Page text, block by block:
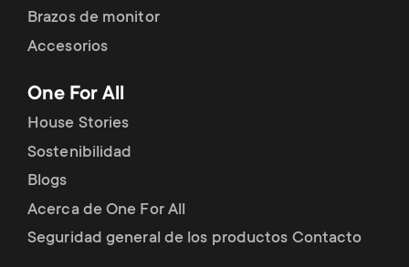
Brazos de monitor
Accesorios
One For All
House Stories
Sostenibilidad
Blogs
Acerca de One For All
Seguridad general de los productos Contacto